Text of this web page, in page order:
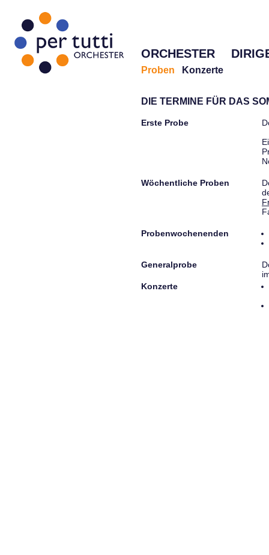
ORCHESTER
Proben Konzerte
DIE TERMINE FÜR DAS
Erste Probe
Wöchentliche Proben
Probenwochenenden
Generalprobe
Konzerte